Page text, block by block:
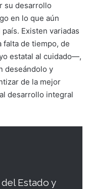
su desarrollo
en lo que aún
Existen variadas
de tiempo, de
estatal al cuidado—,
deseándolo y
de la mejor
desarrollo integral
Estado y